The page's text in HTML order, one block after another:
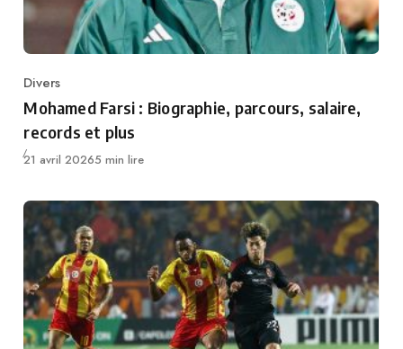
Category
Divers
Mohamed Farsi : Biographie, parcours, salaire,
records et plus
Publié
21 avril 20265 min lire